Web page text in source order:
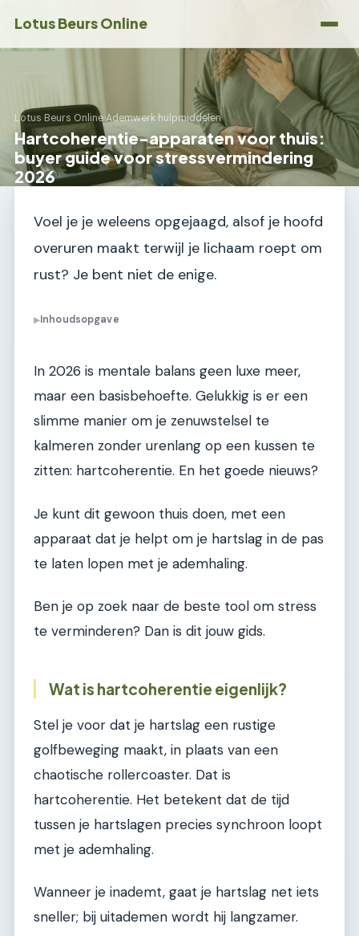
Lotus Beurs Online
Lotus Beurs Online›Ademwerk hulpmiddelen
Hartcoherentie-apparaten voor thuis:
buyer guide voor stressvermindering
2026
Voel je je weleens opgejaagd, alsof je hoofd
overuren maakt terwijl je lichaam roept om
rust? Je bent niet de enige.
▶Inhoudsopgave
In 2026 is mentale balans geen luxe meer,
maar een basisbehoefte. Gelukkig is er een
slimme manier om je zenuwstelsel te
kalmeren zonder urenlang op een kussen te
zitten: hartcoherentie. En het goede nieuws?
Je kunt dit gewoon thuis doen, met een
apparaat dat je helpt om je hartslag in de pas
te laten lopen met je ademhaling.
Ben je op zoek naar de beste tool om stress
te verminderen? Dan is dit jouw gids.
Wat is hartcoherentie eigenlijk?
Stel je voor dat je hartslag een rustige
golfbeweging maakt, in plaats van een
chaotische rollercoaster. Dat is
hartcoherentie. Het betekent dat de tijd
tussen je hartslagen precies synchroon loopt
met je ademhaling.
Wanneer je inademt, gaat je hartslag net iets
sneller; bij uitademen wordt hij langzamer.